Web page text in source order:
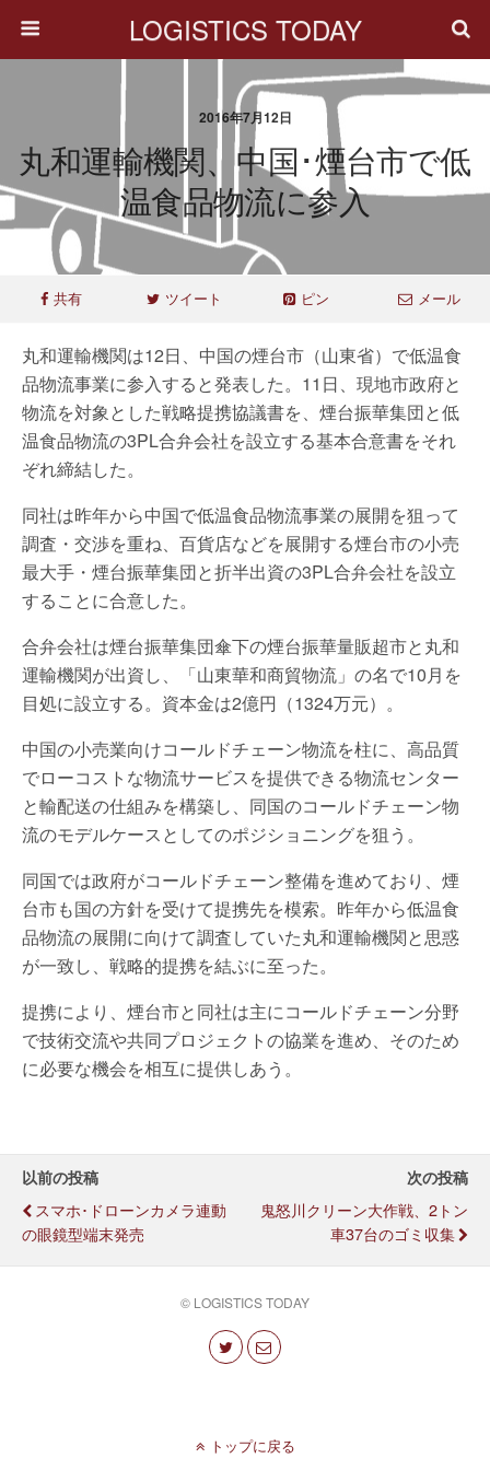
LOGISTICS TODAY
2016年7月12日
丸和運輸機関、中国･煙台市で低
温食品物流に参入
共有 ツイート ピン メール
丸和運輸機関は12日、中国の煙台市（山東省）で低温食
品物流事業に参入すると発表した。11日、現地市政府と
物流を対象とした戦略提携協議書を、煙台振華集団と低
温食品物流の3PL合弁会社を設立する基本合意書をそれ
ぞれ締結した。
同社は昨年から中国で低温食品物流事業の展開を狙って
調査・交渉を重ね、百貨店などを展開する煙台市の小売
最大手・煙台振華集団と折半出資の3PL合弁会社を設立
することに合意した。
合弁会社は煙台振華集団傘下の煙台振華量販超市と丸和
運輸機関が出資し、「山東華和商貿物流」の名で10月を
目処に設立する。資本金は2億円（1324万元）。
中国の小売業向けコールドチェーン物流を柱に、高品質
でローコストな物流サービスを提供できる物流センター
と輸配送の仕組みを構築し、同国のコールドチェーン物
流のモデルケースとしてのポジショニングを狙う。
同国では政府がコールドチェーン整備を進めており、煙
台市も国の方針を受けて提携先を模索。昨年から低温食
品物流の展開に向けて調査していた丸和運輸機関と思惑
が一致し、戦略的提携を結ぶに至った。
提携により、煙台市と同社は主にコールドチェーン分野
で技術交流や共同プロジェクトの協業を進め、そのため
に必要な機会を相互に提供しあう。
以前の投稿
スマホ･ドローンカメラ連動
の眼鏡型端末発売
次の投稿
鬼怒川クリーン大作戦、2トン
車37台のゴミ収集
© LOGISTICS TODAY
トップに戻る